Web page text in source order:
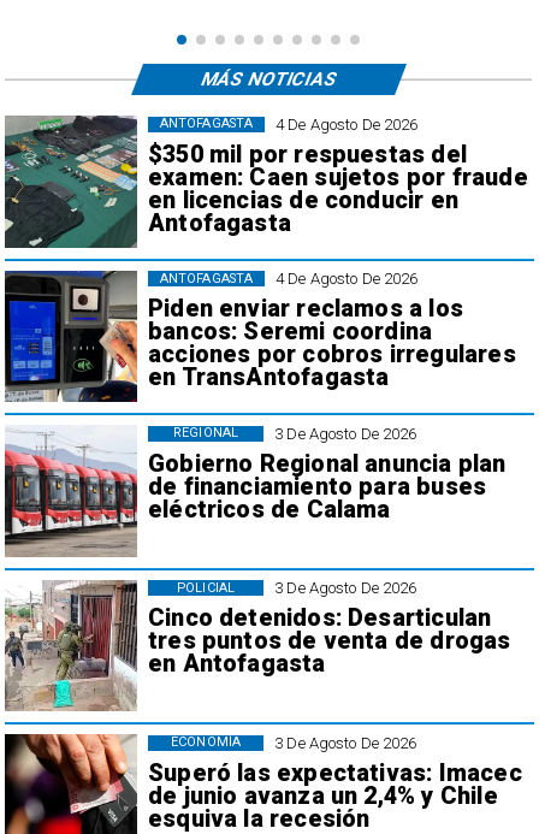
4 De Agosto De 2026
$350 mil por respuestas del
examen: Caen sujetos por fraude
en licencias de conducir en
Antofagasta
ANTOFAGASTA
4 De Agosto De 2026
Piden enviar reclamos a los
bancos: Seremi coordina
acciones por cobros irregulares
en TransAntofagasta
ANTOFAGASTA
3 De Agosto De 2026
Gobierno Regional anuncia plan
de financiamiento para buses
eléctricos de Calama
REGIONAL
3 De Agosto De 2026
Cinco detenidos: Desarticulan
tres puntos de venta de drogas
en Antofagasta
POLICIAL
3 De Agosto De 2026
Superó las expectativas: Imacec
de junio avanza un 2,4% y Chile
esquiva la recesión
ECONOMÍA
MÁS NOTICIAS